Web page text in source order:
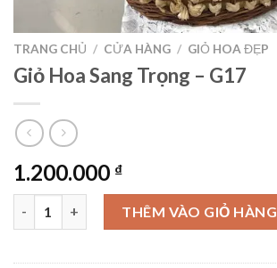
TRANG CHỦ / CỬA HÀNG / GIỎ HOA ĐẸP
Giỏ Hoa Sang Trọng – G17
1.200.000 ₫
Giỏ Hoa Sang Trọng - G17 số lượng
THÊM VÀO GIỎ HÀNG